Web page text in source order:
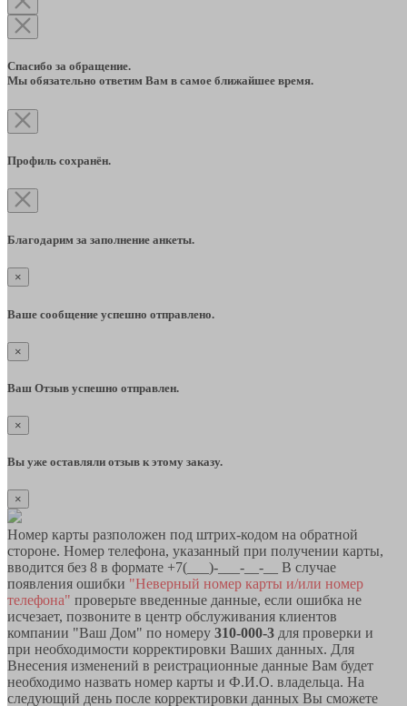
Спасибо за обращение.
Мы обязательно ответим Вам в самое ближайшее время.
Профиль сохранён.
Благодарим за заполнение анкеты.
×
Ваше сообщение успешно отправлено.
×
Ваш Отзыв успешно отправлен.
×
Вы уже оставляли отзыв к этому заказу.
×
Номер карты разположен под штрих-кодом на обратной
стороне. Номер телефона, указанный при получении карты,
вводится без 8 в формате +7(___)-___-__-__ В случае
появления ошибки "Неверный номер карты и/или номер
телефона" проверьте введенные данные, если ошибка не
исчезает, позвоните в центр обслуживания клиентов
компании "Ваш Дом" по номеру 310-000-3 для проверки и
при необходимости корректировки Ваших данных. Для
Внесения изменений в реистрационные данные Вам будет
необходимо назвать номер карты и Ф.И.О. владельца. На
следующий день после корректировки данных Вы сможете